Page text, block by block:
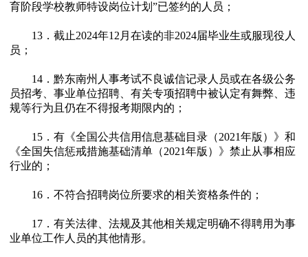
育阶段学校教师特设岗位计划”已签约的人员；
13．截止2024年12月在读的非2024届毕业生或服现役人
员；
14．黔东南州人事考试不良诚信记录人员或在各级公务
员招考、事业单位招聘、有关专项招聘中被认定有舞弊、违
规等行为且仍在不得报考期限内的；
15．有《全国公共信用信息基础目录（2021年版）》和
《全国失信惩戒措施基础清单（2021年版）》禁止从事相应
行业的；
16．不符合招聘岗位所要求的相关资格条件的；
17．有关法律、法规及其他相关规定明确不得聘用为事
业单位工作人员的其他情形。